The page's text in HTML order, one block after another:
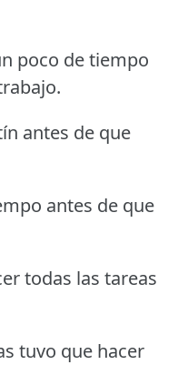
poco de tiempo
antes de que
antes de que
todas las tareas
tuvo que hacer